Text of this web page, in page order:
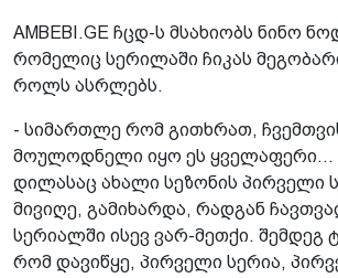
AMBEBI.GE ჩცდ-ს მსახიობს ნინო
რომელიც სერილაში ჩიკას
როლს ასრლებს.
- სიმართლე რომ გითხრათ,
მოულოდნელი იყო ეს
დილასაც ახალი სეზონის პირველი
მივიღე, გამიხარდა, რადგან
სერიალში ისევ ვარ-მეთქი. შემდეგ
რომ დავიწყე, პირველი სერია,